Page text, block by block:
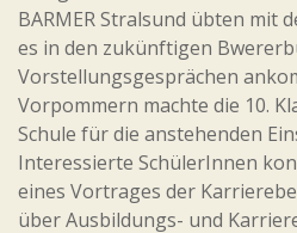
BARMER Stralsund übten mit
es in den zukünftigen
Vorstellungsgesprächen
Vorpommern machte die 10.
Schule für die anstehenden
Interessierte SchülerInnen
eines Vortrages der
über Ausbildungs- und